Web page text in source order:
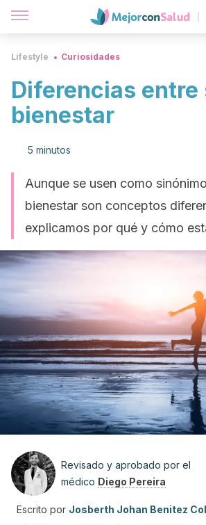
Lifestyle Curiosidades
Diferencias entre
bienestar
5 minutos
Aunque se usen como
bienestar son conceptos
explicamos por qué y cómo
Revisado y aprobado por el
médico Diego Pereira
Escrito por Josberth Johan Benitez